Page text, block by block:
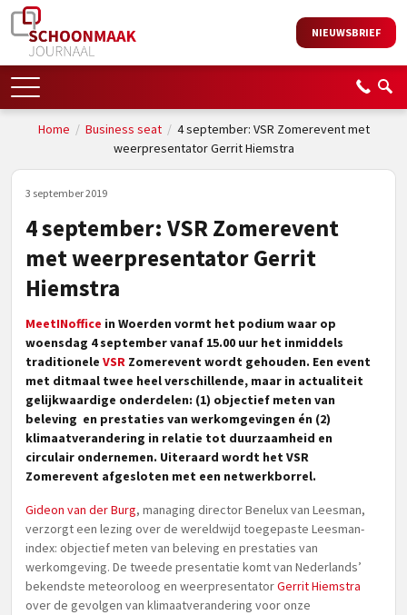
NIEUWSBRIEF
Home / Business seat/ 4 september: VSR Zomerevent met
weerpresentator Gerrit Hiemstra
3 september 2019
4 september: VSR Zomerevent
met weerpresentator Gerrit
Hiemstra
MeetINoffice in Woerden vormt het podium waar op
woensdag 4 september vanaf 15.00 uur het inmiddels
traditionele VSR Zomerevent wordt gehouden. Een event
met ditmaal twee heel verschillende, maar in actualiteit
gelijkwaardige onderdelen: (1) objectief meten van
beleving en prestaties van werkomgevingen én (2)
klimaatverandering in relatie tot duurzaamheid en
circulair ondernemen. Uiteraard wordt het VSR
Zomerevent afgesloten met een netwerkborrel.
Gideon van der Burg, managing director Benelux van Leesman,
verzorgt een lezing over de wereldwijd toegepaste Leesman-
index: objectief meten van beleving en prestaties van
werkomgeving. De tweede presentatie komt van Nederlands’
bekendste meteoroloog en weerpresentatorGerrit Hiemstra
over de gevolgen van klimaatverandering voor onze